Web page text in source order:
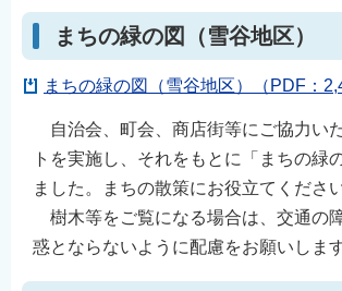
まちの緑の図（雪谷地区）
まちの緑の図（雪谷地区）（PDF：
自治会、町会、商店街等にご協力い
トを実施し、それをもとに「まちの緑
ました。まちの散策にお役立てください
樹木等をご覧になる場合は、交通の
惑とならないように配慮をお願いします